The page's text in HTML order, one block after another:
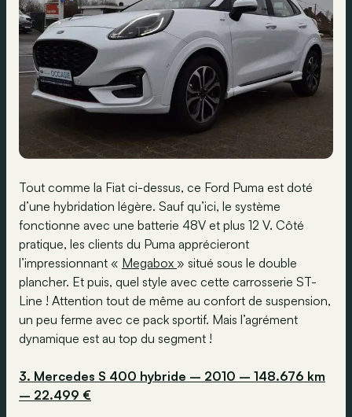
Tout comme la Fiat ci-dessus, ce Ford Puma est doté
d’une hybridation légère. Sauf qu’ici, le système
fonctionne avec une batterie 48V et plus 12 V. Côté
pratique, les clients du Puma apprécieront
l’impressionnant « Megabox » situé sous le double
plancher. Et puis, quel style avec cette carrosserie ST-
Line ! Attention tout de même au confort de suspension,
un peu ferme avec ce pack sportif. Mais l’agrément
dynamique est au top du segment !
3. Mercedes S 400 hybride – 2010 – 148.676 km
– 22.499 €